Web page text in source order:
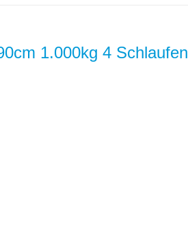
1.000kg 4 Schlaufen